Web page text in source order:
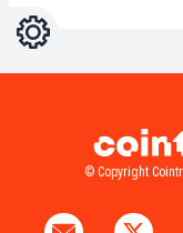
Configurações
© Copyright